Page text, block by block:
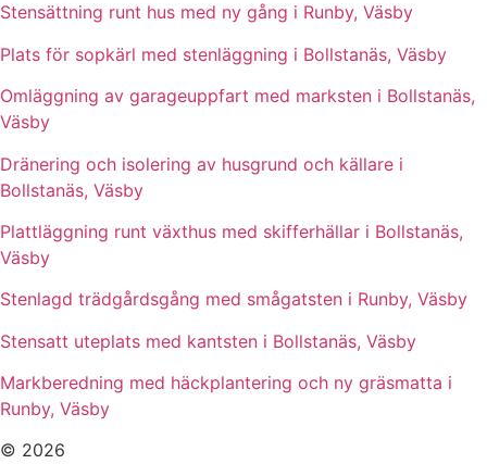
Stensättning runt hus med ny gång i Runby, Väsby
Plats för sopkärl med stenläggning i Bollstanäs, Väsby
Omläggning av garageuppfart med marksten i Bollstanäs,
Väsby
Dränering och isolering av husgrund och källare i
Bollstanäs, Väsby
Plattläggning runt växthus med skifferhällar i Bollstanäs,
Väsby
Stenlagd trädgårdsgång med smågatsten i Runby, Väsby
Stensatt uteplats med kantsten i Bollstanäs, Väsby
Markberedning med häckplantering och ny gräsmatta i
Runby, Väsby
© 2026